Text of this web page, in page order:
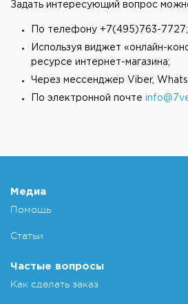
Задать интересующий вопрос
По телефону +7(495)763-7727;
Используя виджет «онлайн-
ресурсе интернет-магазина;
Через мессенджер Viber,
По электронной почте
Медиа
Помощь
Статьи
Частые вопросы
Как сделать заказ